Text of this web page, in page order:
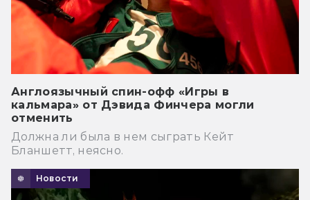
Англоязычный спин-офф «Игры в
кальмара» от Дэвида Финчера могли
отменить
Должна ли была в нем сыграть Кейт
Бланшетт, неясно.
Новости